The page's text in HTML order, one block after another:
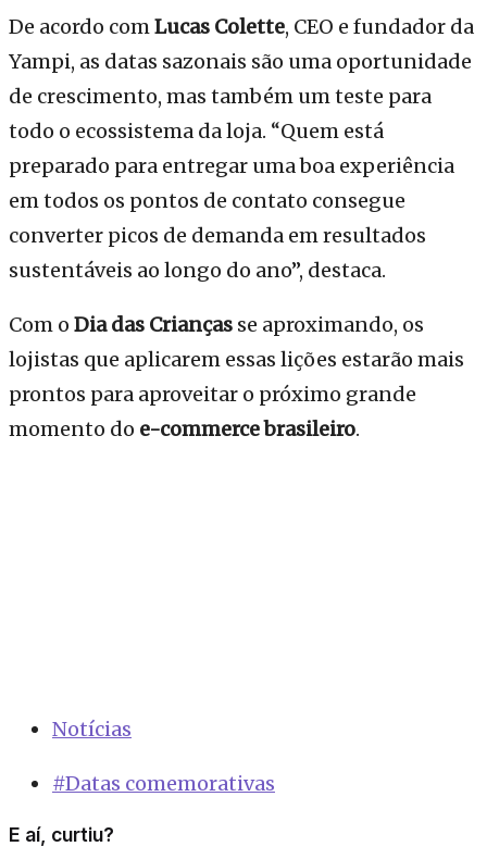
De acordo comLucas Colette, CEO e fundador da
Yampi, as datas sazonais são uma oportunidade
de crescimento, mas também um teste para
todo o ecossistema da loja. “Quem está
preparado para entregar uma boa experiência
em todos os pontos de contato consegue
converter picos de demanda em resultados
sustentáveis ao longo do ano”, destaca.
Com o Dia das Crianças se aproximando, os
lojistas que aplicarem essas lições estarão mais
prontos para aproveitar o próximo grande
momento do e-commerce brasileiro.
Notícias
#Datas comemorativas
E aí, curtiu?